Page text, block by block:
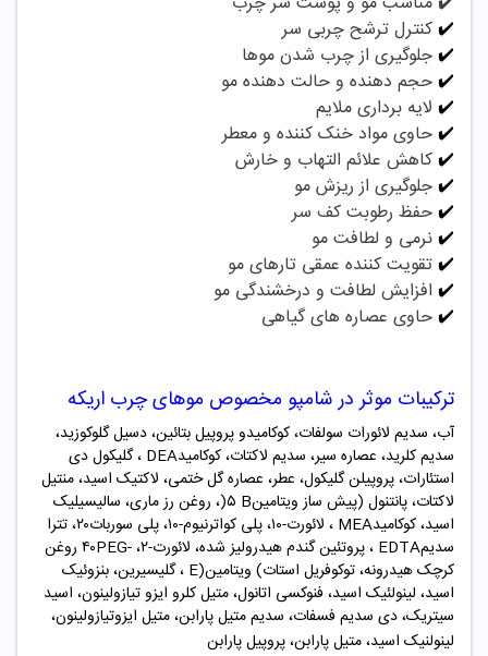
✔️کنترل ترشح چربی سر
✔️جلوگیری از چرب شدن موها
✔️حجم دهنده و حالت دهنده مو
✔️ لایه برداری ملایم
✔️حاوی مواد خنک کننده و معطر
✔️کاهش علائم التهاب و خارش
✔️جلوگیری از ریزش مو
✔️حفظ رطوبت کف سر
✔️نرمی و لطافت مو
✔️تقویت کننده عمقی تارهای مو
✔️ افزایش لطافت و درخشندگی مو
✔️حاوی عصاره های گیاهی
ترکیبات موثر در شامپو مخصوص موهای چرب اریکه
آب، سدیم لائورات سولفات، کوکامیدو پروپیل بتائین، دسیل گلوکوزید،
سدیم کلرید، عصاره سیر، سدیم لاکتات، کوکامیدDEA ، گلیکول دی
استئارات، پروپیلن گلیکول، عطر، عصاره گل ختمی، لاکتیک اسید، منتیل
لاکتات، پانتنول (پیش ساز ویتامینB ۵)، روغن رز ماری، سالیسیلیک
اسید، کوکامیدMEA
، لائورت-۱۰، پلی کواترنیوم-۱۰، پلی سوربات۲۰، تترا
سدیمEDTA ، پروتئین گندم هیدرولیز شده، لائورت-۲، PEG-۴۰ روغن
کرچک هیدرونه، توکوفریل استات( ویتامینE) ، گلیسیرین، بنزوئیک
اسید، لینولئیک اسید، فنوکسی اتانول، متیل کلرو ایزو تیازولینون، اسید
سیتریک، دی سدیم فسفات، سدیم متیل پارابن، متیل ایزوتیازولینون،
لینولنیک اسید، متیل پارابن، پروپیل پارابن